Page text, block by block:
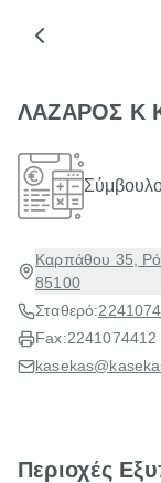
ΛΑΖΑΡΟΣ Κ
Καρπάθου 35,
85100
Σταθερό:
Fax:2241074412
Περιοχές